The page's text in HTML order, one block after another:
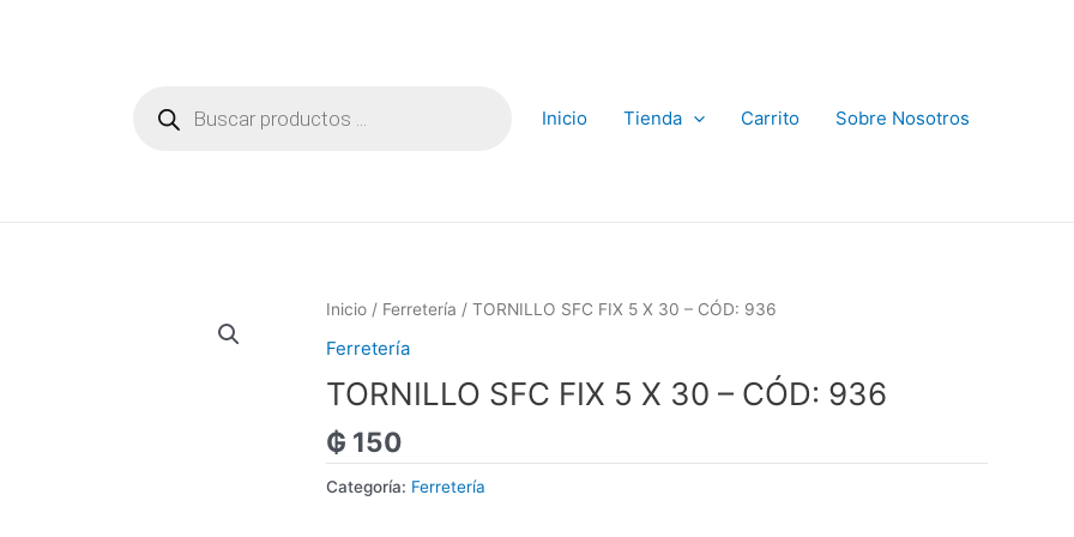
productos Inicio Tienda Carrito Sobre Nosotros
Inicio / Ferretería / TORNILLO SFC FIX 5 X 30 – CÓD: 936
Ferretería
TORNILLO SFC FIX 5 X 30 – CÓD: 936
₲ 150
Categoría: Ferretería